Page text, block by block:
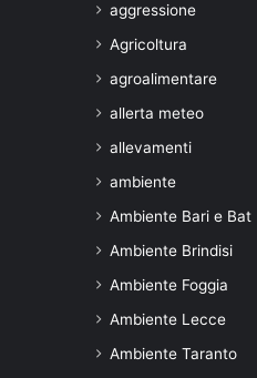
aggressione
Agricoltura
agroalimentare
allerta meteo
allevamenti
ambiente
Ambiente Bari e Bat
Ambiente Brindisi
Ambiente Foggia
Ambiente Lecce
Ambiente Taranto